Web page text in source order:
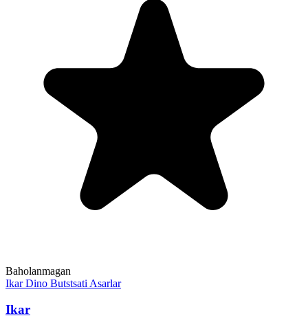
Baholanmagan
Ikar Dino Butstsati Asarlar
Ikar